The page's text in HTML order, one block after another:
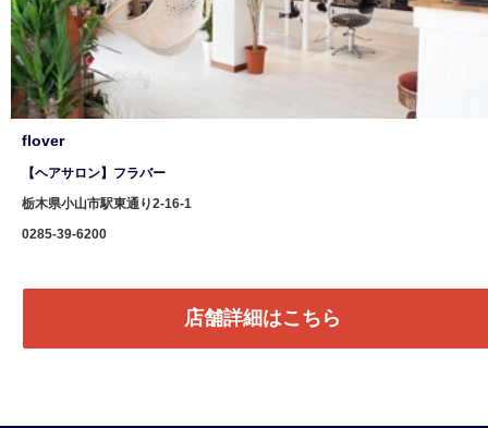
flover
【ヘアサロン】フラバー
栃木県小山市駅東通り2-16-1
0285-39-6200
店舗詳細はこちら